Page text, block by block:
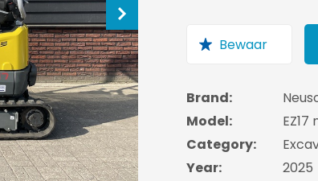
Brand:
Model:
Category:
Year:
2025